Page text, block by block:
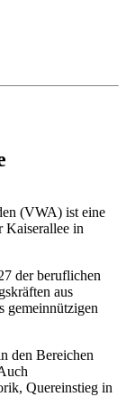
(VWA) ist eine
Kaiserallee in
der beruflichen
aus
gemeinnützigen
den Bereichen
Quereinstieg in